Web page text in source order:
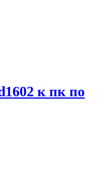
к пк по